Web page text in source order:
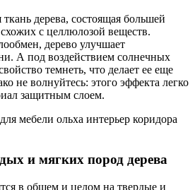
дерева, состоящая большей
с целлюлозой веществ.
дерево улучшает
А под воздействием солнечных
темнеть, что делает ее еще
не волнуйтесь: этого эффекта легко
защитным слоем.
и мягких пород дерева
в общем и целом на твердые и